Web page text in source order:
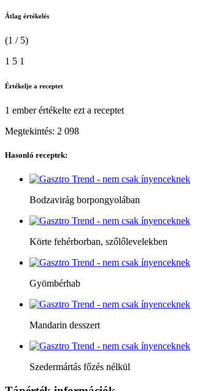
Átlag értékelés
(1 / 5)
1 5 1
Értékelje a receptet
1 emberértékelte ezt a receptet
Megtekintés: 2 098
Hasonló receptek:
Bodzavirág borpongyolában
Körte fehérborban, szőlőlevelekben
Gyömbérhab
Mandarin desszert
Szedermártás főzés nélkül